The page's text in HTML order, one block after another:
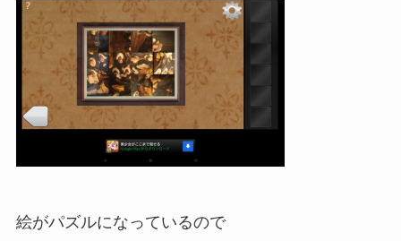
絵がパズルになっているので